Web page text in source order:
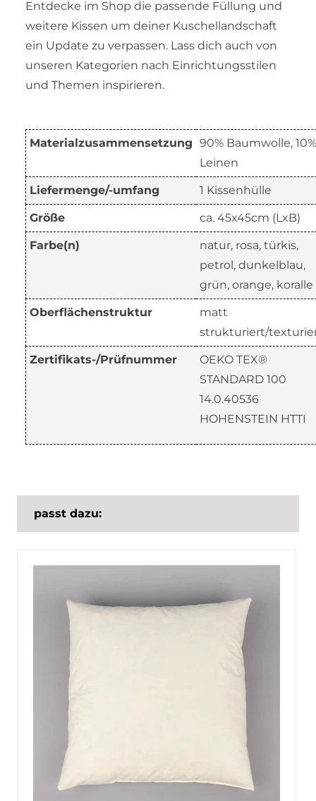
Entdecke im Shop die passende Füllung und
weitere Kissen um deiner Kuschellandschaft
ein Update zu verpassen. Lass dich auch von
unseren Kategorien nach Einrichtungsstilen
und Themen inspirieren.
Materialzusammensetzung 90% Baumwolle, 10%
Leinen
Liefermenge/-umfang 1 Kissenhülle
Größe ca. 45x45cm (LxB)
Farbe(n)
natur, rosa, türkis,
petrol, dunkelblau,
grün, orange, koralle
Oberflächenstruktur
matt
strukturiert/
Zertifikats-/Prüfnummer
OEKO TEX®
STANDARD 100
14.0.40536
HOHENSTEIN HTTI
passt dazu: